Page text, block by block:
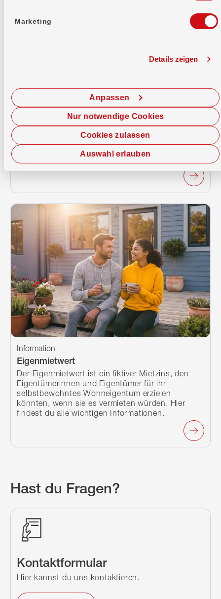
Marketing
Details zeigen
Cookies zulassen
Anpassen
Auswahl erlauben
Nur notwendige Cookies
Baukredit
Bauen und weiterhin liquide bleiben: Mit unserem
Baukredit finanzierst du deine Bauphase und
profitierst von attraktiven Konditionen.
Eigenmietwert
Information
Der Eigenmietwert ist ein fiktiver Mietzins, den
Eigentümerinnen und Eigentümer für ihr
selbstbewohntes Wohneigentum erzielen
könnten, wenn sie es vermieten würden. Hier
findest du alle wichtigen Informationen.
Hast du Fragen?
Kontaktformular
Hier kannst du uns kontaktieren.